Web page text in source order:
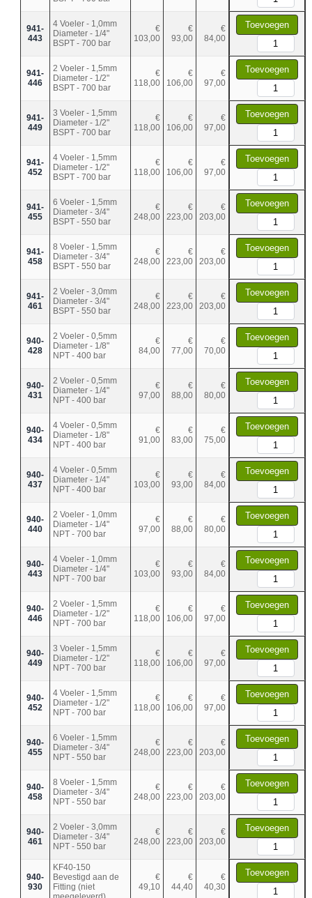
941-
443
4 Voeler - 1,0mm
Diameter - 1/4"
BSPT - 700 bar
€
103,00
€
93,00
€
84,00
Toevoegen
941-
446
2 Voeler - 1,5mm
Diameter - 1/2"
BSPT - 700 bar
€
118,00
€
106,00
€
97,00
Toevoegen
941-
449
3 Voeler - 1,5mm
Diameter - 1/2"
BSPT - 700 bar
€
118,00
€
106,00
€
97,00
Toevoegen
941-
452
4 Voeler - 1,5mm
Diameter - 1/2"
BSPT - 700 bar
€
118,00
€
106,00
€
97,00
Toevoegen
941-
455
6 Voeler - 1,5mm
Diameter - 3/4"
BSPT - 550 bar
€
248,00
€
223,00
€
203,00
Toevoegen
941-
458
8 Voeler - 1,5mm
Diameter - 3/4"
BSPT - 550 bar
€
248,00
€
223,00
€
203,00
Toevoegen
941-
461
2 Voeler - 3,0mm
Diameter - 3/4"
BSPT - 550 bar
€
248,00
€
223,00
€
203,00
Toevoegen
940-
428
2 Voeler - 0,5mm
Diameter - 1/8"
NPT - 400 bar
€
84,00
€
77,00
€
70,00
Toevoegen
940-
431
2 Voeler - 0,5mm
Diameter - 1/4"
NPT - 400 bar
€
97,00
€
88,00
€
80,00
Toevoegen
940-
434
4 Voeler - 0,5mm
Diameter - 1/8"
NPT - 400 bar
€
91,00
€
83,00
€
75,00
Toevoegen
940-
437
4 Voeler - 0,5mm
Diameter - 1/4"
NPT - 400 bar
€
103,00
€
93,00
€
84,00
Toevoegen
940-
440
2 Voeler - 1,0mm
Diameter - 1/4"
NPT - 700 bar
€
97,00
€
88,00
€
80,00
Toevoegen
940-
443
4 Voeler - 1,0mm
Diameter - 1/4"
NPT - 700 bar
€
103,00
€
93,00
€
84,00
Toevoegen
940-
446
2 Voeler - 1,5mm
Diameter - 1/2"
NPT - 700 bar
€
118,00
€
106,00
€
97,00
Toevoegen
940-
449
3 Voeler - 1,5mm
Diameter - 1/2"
NPT - 700 bar
€
118,00
€
106,00
€
97,00
Toevoegen
940-
452
4 Voeler - 1,5mm
Diameter - 1/2"
NPT - 700 bar
€
118,00
€
106,00
€
97,00
Toevoegen
940-
455
6 Voeler - 1,5mm
Diameter - 3/4"
NPT - 550 bar
€
248,00
€
223,00
€
203,00
Toevoegen
940-
458
8 Voeler - 1,5mm
Diameter - 3/4"
NPT - 550 bar
€
248,00
€
223,00
€
203,00
Toevoegen
940-
461
2 Voeler - 3,0mm
Diameter - 3/4"
NPT - 550 bar
€
248,00
€
223,00
€
203,00
Toevoegen
940-
930
KF40-150
Bevestigd aan de
Fitting (niet
€
49,10
€
44,40
€
40,30
Toevoegen